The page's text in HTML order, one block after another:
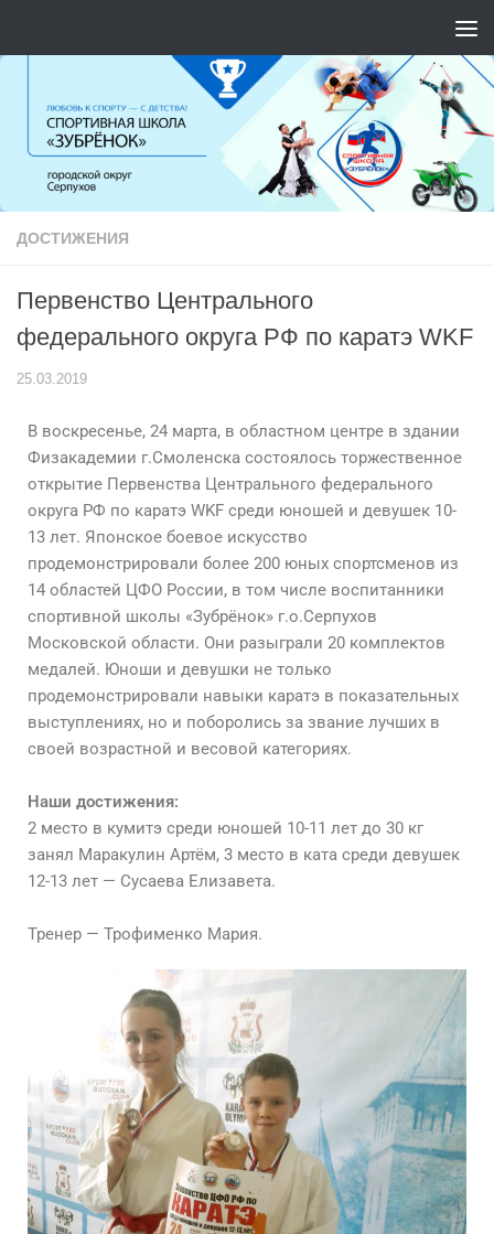
ДОСТИЖЕНИЯ
Первенство Центрального
федерального округа РФ по каратэ WKF
25.03.2019
В воскресенье, 24 марта, в областном центре в здании
Физакадемии г.Смоленска состоялось торжественное
открытие Первенства Центрального федерального
округа РФ по каратэ WKF среди юношей и девушек 10-
13 лет. Японское боевое искусство
продемонстрировали более 200 юных спортсменов из
14 областей ЦФО России, в том числе воспитанники
спортивной школы «Зубрёнок» г.о.Серпухов
Московской области. Они разыграли 20 комплектов
медалей. Юноши и девушки не только
продемонстрировали навыки каратэ в показательных
выступлениях, но и поборолись за звание лучших в
своей возрастной и весовой категориях.
Наши достижения:
2 место в кумитэ среди юношей 10-11 лет до 30 кг
занял Маракулин Артём, 3 место в ката среди девушек
12-13 лет — Сусаева Елизавета.
Тренер — Трофименко Мария.